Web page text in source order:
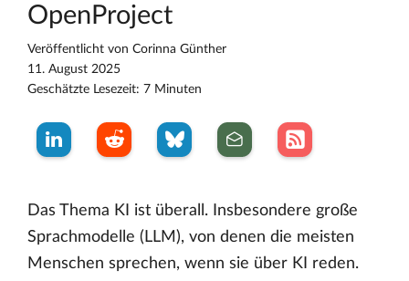
OpenProject
Veröffentlicht von Corinna Günther
11. August 2025
Geschätzte Lesezeit: 7 Minuten
Das Thema KI ist überall. Insbesondere große
Sprachmodelle (LLM), von denen die meisten
Menschen sprechen, wenn sie über KI reden.